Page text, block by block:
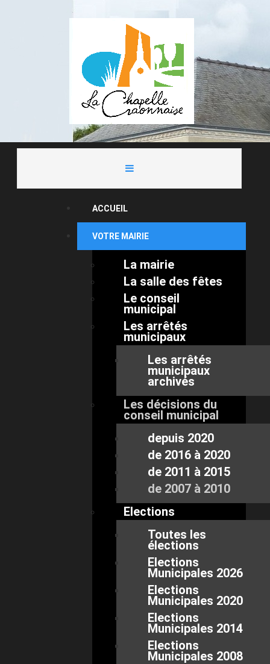
ACCUEIL
VOTRE MAIRIE
La mairie
La salle des fêtes
Le conseil
municipal
Les arrêtés
municipaux
Les arrêtés
municipaux
archivés
Les décisions du
conseil municipal
depuis 2020
de 2016 à 2020
de 2011 à 2015
de 2007 à 2010
Elections
Toutes les
élections
Elections
Municipales 2026
Elections
Municipales 2020
Elections
Municipales 2014
Elections
Municipales 2008